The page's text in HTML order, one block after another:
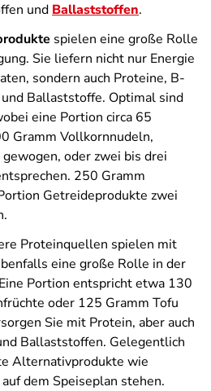
und Ballaststoffen.
spielen eine große Rolle
Sie liefern nicht nur Energie
sondern auch Proteine, B-
Ballaststoffe. Optimal sind
eine Portion circa 65
Gramm Vollkornnudeln,
oder zwei bis drei
250 Gramm
Getreideprodukte zwei
Proteinquellen spielen mit
eine große Rolle in der
Portion entspricht etwa 130
oder 125 Gramm Tofu
Sie mit Protein, aber auch
Ballaststoffen. Gelegentlich
Alternativprodukte wie
dem Speiseplan stehen.